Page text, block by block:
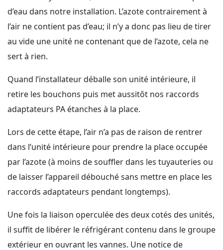
d’eau dans notre installation. L’azote contrairement à
l’air ne contient pas d’eau; il n’y a donc pas lieu de tirer
au vide une unité ne contenant que de l’azote, cela ne
sert à rien.
Quand l’installateur déballe son unité intérieure, il
retire les bouchons puis met aussitôt nos raccords
adaptateurs PA étanches à la place.
Lors de cette étape, l’air n’a pas de raison de rentrer
dans l’unité intérieure pour prendre la place occupée
par l’azote (à moins de souffler dans les tuyauteries ou
de laisser l’appareil débouché sans mettre en place les
raccords adaptateurs pendant longtemps).
Une fois la liaison operculée des deux cotés des unités,
il suffit de libérer le réfrigérant contenu dans le groupe
extérieur en ouvrant les vannes. Une notice de